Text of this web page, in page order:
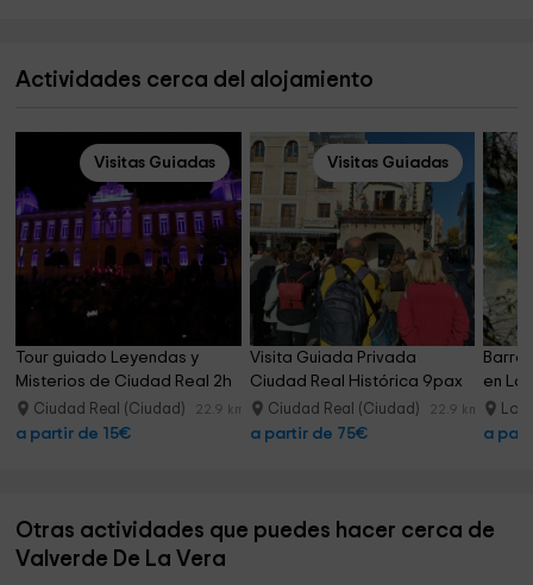
Actividades cerca del alojamiento
Visitas Guiadas
Tour guiado Leyendas y
Misterios de Ciudad Real 2h
Ciudad Real (Ciudad) 22.9 km
a partir de 15€
Visitas Guiadas
Visita Guiada Privada
Ciudad Real Histórica 9pax
Ciudad Real (Ciudad) 22.9 km
a partir de 75€
en La
a
Otras actividades que puedes hacer cerca de
Valverde De La Vera